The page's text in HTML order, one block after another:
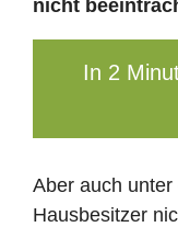
nicht
In 2
Aber auch
Hausbesitzer